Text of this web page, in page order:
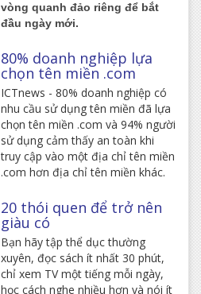
vòng quanh đảo riêng để bắt
đầu ngày mới.
80% doanh nghiệp lựa
chọn tên miền .com
ICTnews - 80% doanh nghiệp có
nhu cầu sử dụng tên miền đã lựa
chọn tên miền .com và 94% người
sử dụng cảm thấy an toàn khi
truy cập vào một địa chỉ tên miền
.com hơn địa chỉ tên miền khác.
20 thói quen để trở nên
giàu có
Bạn hãy tập thể dục thường
xuyên, đọc sách ít nhất 30 phút,
chỉ xem TV một tiếng mỗi ngày,
học cách nghe nhiều hơn và nói ít